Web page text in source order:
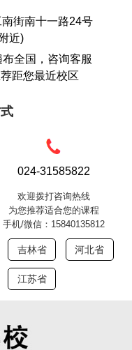
街南十一路24号
近)
全国，咨询客服
您最近校区
024-31585822
欢迎拨打咨询热线
为您推荐适合您的课程
手机/微信：15840135812
吉林省 河北省
江苏省